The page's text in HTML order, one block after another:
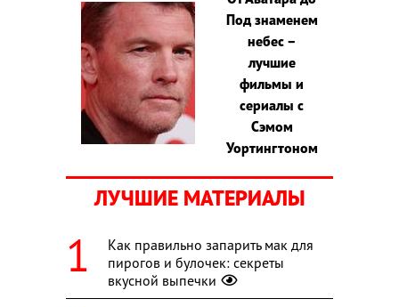
Под знаменем
небес –
лучшие
фильмы и
сериалы с
Сэмом
Уортингтоном
ЛУЧШИЕ МАТЕРИАЛЫ
Как правильно запарить мак для
пирогов и булочек: секреты
вкусной выпечки